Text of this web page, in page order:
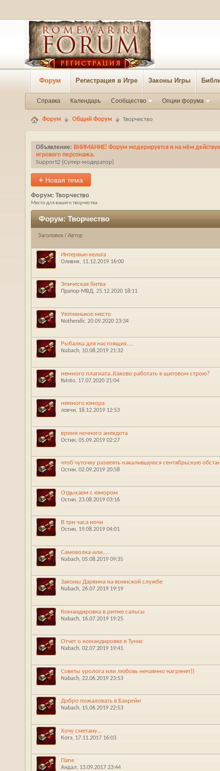
Форум Регистрация в Игре Законы Игры
Справка Календарь Сообщество Опции форума
Форум Общий Форум Творчество
Объявление: ВНИМАНИЕ! Форум модерируется и на нём
игрового персонажа.
Support2 ‎(Супер-модератор)
+ Новая тема
Форум: Творчество
Место для вашего творчества
Форум:Творчество
Заголовок / Автор
Интервью кельта
Оливия‎, 11.12.2019 16:00
Эпическая битва
Прапор-МВД‎, 25.12.2020 18:11
Уютненькое место
Nothendir‎, 20.09.2020 23:34
Рыбалка для настоящих....
Nabach‎, 10.08.2019 21:32
немного плагиата..Каково работать в щитовом строю?
Kvinto‎, 17.07.2020 21:04
немного юмора
ловчи‎, 18.12.2019 12:53
время ночного анекдота
Остин‎, 05.09.2019 02:27
чтоб чуточку развеять накалившуюся сентябрьскую
Остин‎, 02.09.2019 20:58
Отдыхаем с юмором
Остин‎, 23.08.2019 03:16
В три часа ночи
Остин‎, 19.08.2019 04:01
Самоволка или....
Nabach‎, 05.08.2019 09:35
Законы Дарвина на воинской службе
Nabach‎, 26.07.2019 19:19
Командировка в ритме сальсы
Nabach‎, 16.07.2019 19:25
Отчет о командировке в Тунис
Nabach‎, 02.07.2019 19:41
Советы уролога или любовь нечаянно нагрянет))
Nabach‎, 22.06.2019 23:53
Добро пожаловать в Бахрейн
Nabach‎, 15.06.2019 22:53
Хочу сметану...
Котэ‎, 17.11.2017 16:03
Папе
Андал‎, 13.09.2017 23:44